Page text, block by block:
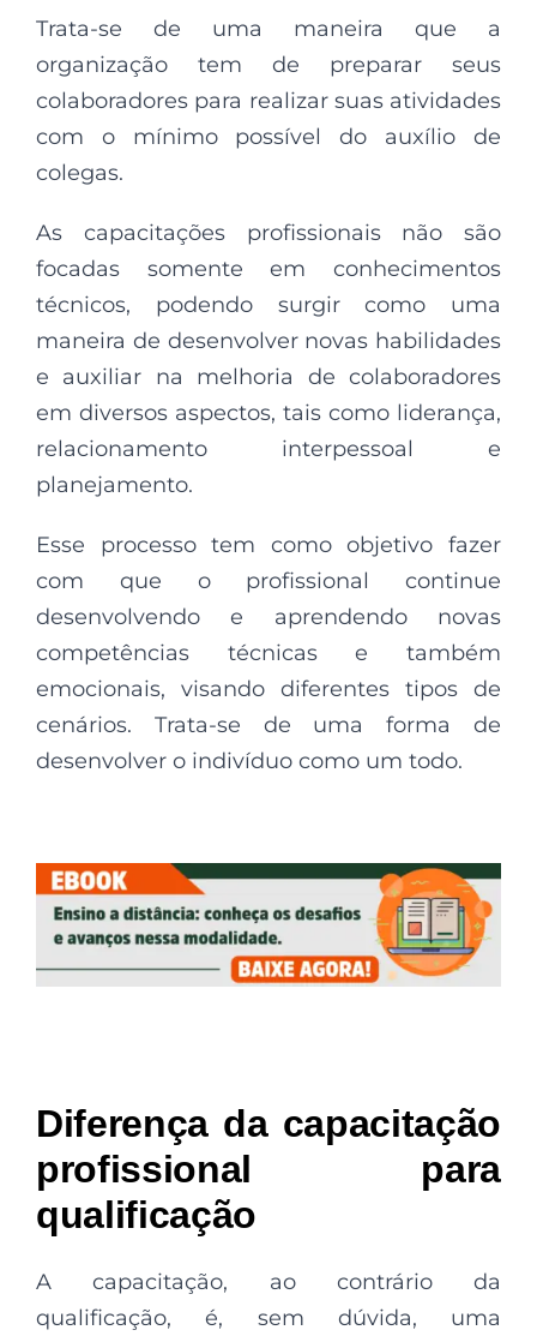
Trata-se de uma maneira que a
organização tem de preparar seus
colaboradores para realizar suas atividades
com o mínimo possível do auxílio de
colegas.
As capacitações profissionais não são
focadas somente em conhecimentos
técnicos, podendo surgir como uma
maneira de desenvolver novas habilidades
e auxiliar na melhoria de colaboradores
em diversos aspectos, tais como liderança,
relacionamento interpessoal e
planejamento.
Esse processo tem como objetivo fazer
com que o profissional continue
desenvolvendo e aprendendo novas
competências técnicas e também
emocionais, visando diferentes tipos de
cenários. Trata-se de uma forma de
desenvolver o indivíduo como um todo.
Diferença da capacitação
profissional para
qualificação
A capacitação, ao contrário da
qualificação, é, sem dúvida, uma